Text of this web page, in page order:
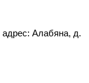
адрес: Алабяна, д.